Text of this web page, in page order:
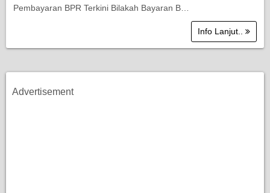
Pembayaran BPR Terkini Bilakah Bayaran B…
Info Lanjut..
Advertisement